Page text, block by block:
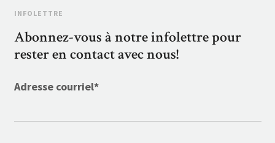
INFOLETTRE
Abonnez-vous à notre infolettre pour
rester en contact avec nous!
Adresse courriel*